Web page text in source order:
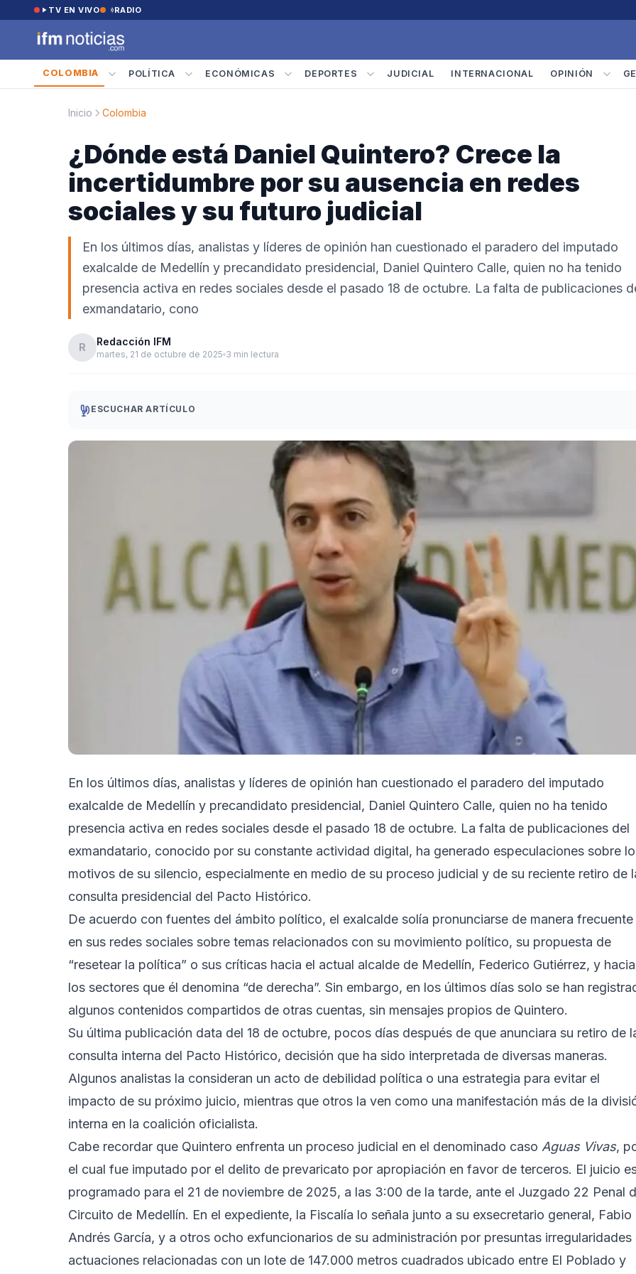
Saltar al contenido
TV EN VIVO RADIO
COLOMBIA POLÍTICA ECONÓMICAS DEPORTES JUDICIAL INTERNACIONAL OPINIÓN
Inicio Colombia
¿Dónde está Daniel Quintero? Crece la
incertidumbre por su ausencia en redes
sociales y su futuro judicial
En los últimos días, analistas y líderes de opinión han cuestionado el paradero del imputado
exalcalde de Medellín y precandidato presidencial, Daniel Quintero Calle, quien no ha tenido
presencia activa en redes sociales desde el pasado 18 de octubre. La falta de publicaciones
exmandatario, cono
R Redacción IFM
martes, 21 de octubre de 2025 3 min lectura
ESCUCHAR ARTÍCULO
En los últimos días, analistas y líderes de opinión han cuestionado el paradero del imputado
exalcalde de Medellín y precandidato presidencial, Daniel Quintero Calle, quien no ha tenido
presencia activa en redes sociales desde el pasado 18 de octubre. La falta de publicaciones del
exmandatario, conocido por su constante actividad digital, ha generado especulaciones sobre
motivos de su silencio, especialmente en medio de su proceso judicial y de su reciente retiro de
consulta presidencial del Pacto Histórico.
De acuerdo con fuentes del ámbito político, el exalcalde solía pronunciarse de manera frecuente
en sus redes sociales sobre temas relacionados con su movimiento político, su propuesta de
“resetear la política” o sus críticas hacia el actual alcalde de Medellín, Federico Gutiérrez, y hacia
los sectores que él denomina “de derecha”. Sin embargo, en los últimos días solo se han
algunos contenidos compartidos de otras cuentas, sin mensajes propios de Quintero.
Su última publicación data del 18 de octubre, pocos días después de que anunciara su retiro de
consulta interna del Pacto Histórico, decisión que ha sido interpretada de diversas maneras.
Algunos analistas la consideran un acto de debilidad política o una estrategia para evitar el
impacto de su próximo juicio, mientras que otros la ven como una manifestación más de la
interna en la coalición oficialista.
Cabe recordar que Quintero enfrenta un proceso judicial en el denominado caso Aguas Vivas,
el cual fue imputado por el delito de prevaricato por apropiación en favor de terceros. El juicio
programado para el 21 de noviembre de 2025, a las 3:00 de la tarde, ante el Juzgado 22 Penal
Circuito de Medellín. En el expediente, la Fiscalía lo señala junto a su exsecretario general, Fabio
Andrés García, y a otros ocho exfuncionarios de su administración por presuntas irregularidades
actuaciones relacionadas con un lote de 147.000 metros cuadrados ubicado entre El Poblado y